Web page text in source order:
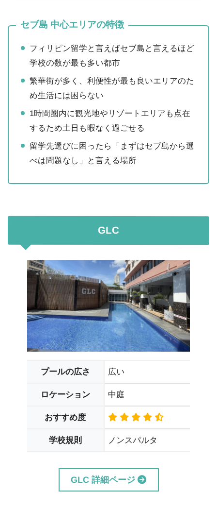
セブ島 中心エリアの特徴
フィリピン留学と言えばセブ島と言えるほど
学校の数が最も多い都市
繁華街が多く、利便性が最も良いエリアのた
め生活には困らない
1時間圏内に観光地やリゾートエリアも点在
するため土日も暇なく過ごせる
留学先選びに困ったら「まずはセブ島から選
べは問題なし」と言える場所
GLC
プールの広さ 広い
ロケーション 中庭
おすすめ度
学校規則 ノンスパルタ
GLC 詳細ページ